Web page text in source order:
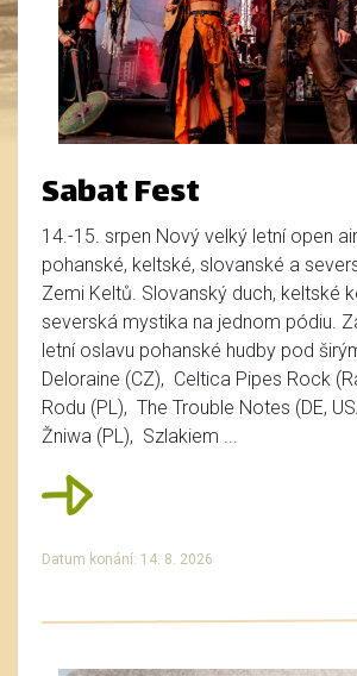
Sabat Fest
14.-15. srpen Nový velký letní open
pohanské, keltské, slovanské a
Zemi Keltů. Slovanský duch, keltské
severská mystika na jednom pódiu.
letní oslavu pohanské hudby pod
Deloraine (CZ), Celtica Pipes Rock
Rodu (PL), The Trouble Notes (DE,
Žniwa (PL), Szlakiem ...
Datum konání: 14. 8. 2026